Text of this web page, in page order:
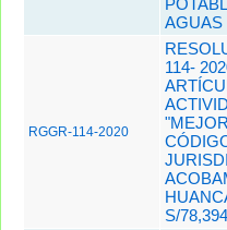
AGUAS
RGGR-114-2020
114-
S/